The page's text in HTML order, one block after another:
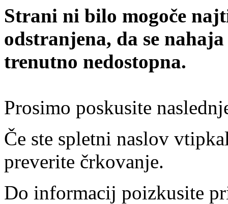
Strani ni bilo mogoče
odstranjena, da se
trenutno nedostopna.
Prosimo poskusite
Če ste spletni naslov
preverite črkovanje.
Do informacij poizkusite